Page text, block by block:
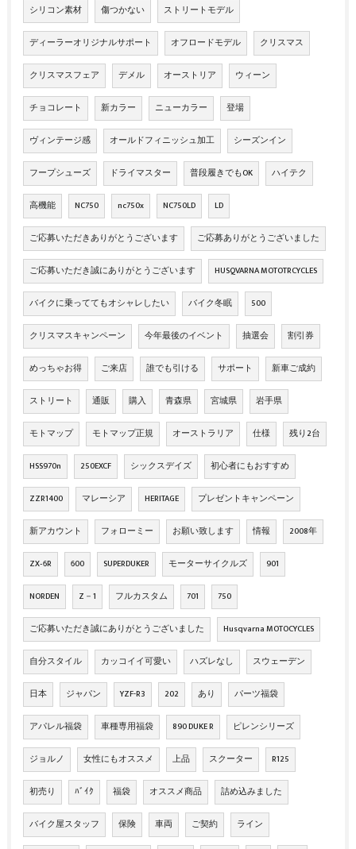
シリコン素材 傷つかない ストリートモデル
ディーラーオリジナルサポート オフロードモデル クリスマス
クリスマスフェア デメル オーストリア ウィーン
チョコレート 新カラー ニューカラー 登場
ヴィンテージ感 オールドフィニッシュ加工 シーズンイン
フープシューズ ドライマスター 普段履きでもOK ハイテク
高機能 NC750 nc750x NC750LD LD
ご応募いただきありがとうございます ご応募ありがとうございました
ご応募いただき誠にありがとうございます HUSQVARNA MOTOTRCYCLES
バイクに乗っててもオシャレしたい バイク冬眠 500
クリスマスキャンペーン 今年最後のイベント 抽選会 割引券
めっちゃお得 ご来店 誰でも引ける サポート 新車ご成約
ストリート 通販 購入 青森県 宮城県 岩手県
モトマップ モトマップ正規 オーストラリア 仕様 残り2台
HSS970n 250EXCF シックスデイズ 初心者にもおすすめ
ZZR1400 マレーシア HERITAGE プレゼントキャンペーン
新アカウント フォローミー お願い致します 情報 2008年
ZX‐6R 600 SUPERDUKER モーターサイクルズ 901
NORDEN Z－1 フルカスタム 701 750
ご応募いただき誠にありがとうございました Husqvarna MOTOCYCLES
自分スタイル カッコイイ可愛い ハズレなし スウェーデン
日本 ジャパン YZF-R3 202 あり パーツ福袋
アパレル福袋 車種専用福袋 890 DUKE R ピレンシリーズ
ジョルノ 女性にもオススメ 上品 スクーター R125
初売り ﾊﾞｲｸ 福袋 オススメ商品 詰め込みました
バイク屋スタッフ 保険 車両 ご契約 ライン